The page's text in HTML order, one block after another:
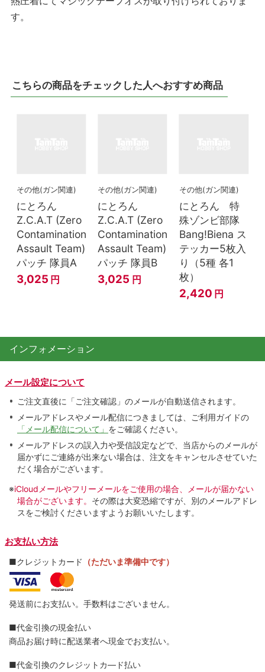
す。
こちらの商品をチェックした人へおすすめ商品
その他(ガン関連)
にとろん
Z.C.A.T (Zero
Contamination
Assault Team)
パッチ 隊員A
3,025 円
その他(ガン関連)
にとろん
Z.C.A.T (Zero
Contamination
Assault Team)
パッチ 隊員B
3,025 円
その他(ガン関連)
にとろん 特
殊ゾンビ部隊
Bang!Biena ス
テッカー5枚入
り（5種 各1
枚）
2,420 円
インフォメーション
メール設定について
ご注文直後に「ご注文確認」のメールが自動送信されます。
メールアドレスやメール配信につきましては、ご利用ガイドの
「メール配信について」 をご確認ください。
メールアドレスの誤入力や受信設定などで、当店からのメールが
届かずにご連絡が出来ない場合は、注文をキャンセルさせていた
だく場合がございます。
※iCloudメールやフリーメールをご使用の場合、メールが届かない
場合がございます。 その際は大変恐縮ですが、別のメールアドレ
スをご検討くださいますようお願いいたします。
お支払い方法
■クレジットカード （ただいま準備中です）
発送前にお支払い。手数料はございません。
■代金引換の現金払い
商品お届け時に配送業者へ現金でお支払い。
■代金引換のクレジットカ―ド払い